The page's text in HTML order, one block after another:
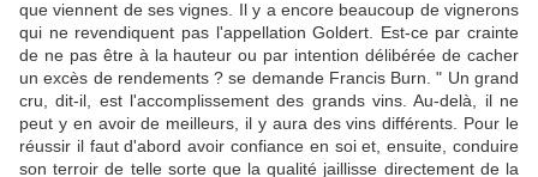
que viennent de ses vignes. Il y a encore beaucoup de vignerons
qui ne revendiquent pas l'appellation Goldert. Est-ce par crainte
de ne pas être à la hauteur ou par intention délibérée de cacher
un excès de rendements ? se demande Francis Burn. " Un grand
cru, dit-il, est l'accomplissement des grands vins. Au-delà, il ne
peut y en avoir de meilleurs, il y aura des vins différents. Pour le
réussir il faut d'abord avoir confiance en soi et, ensuite, conduire
son terroir de telle sorte que la qualité jaillisse directement de la